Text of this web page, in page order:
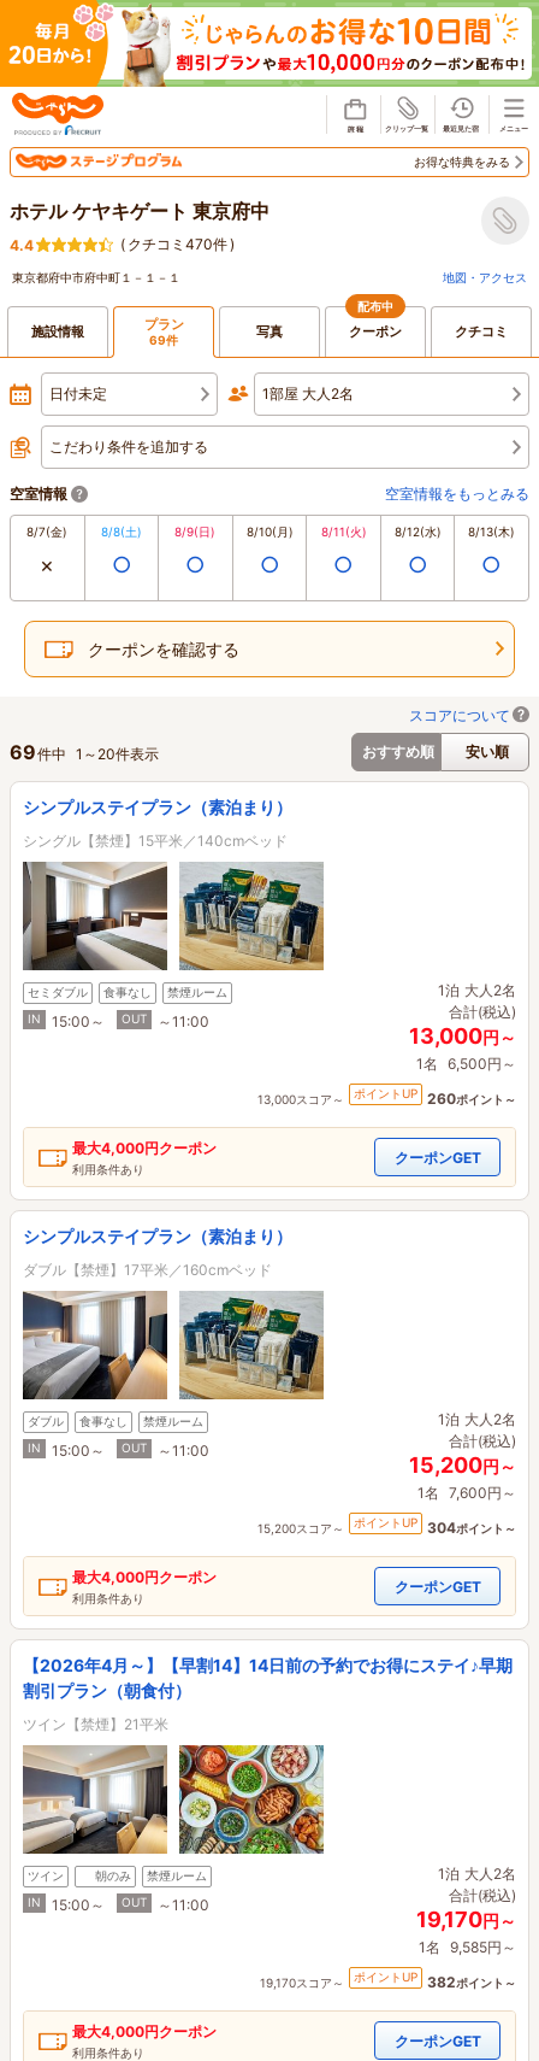
お得な特典をみる
ホテル ケヤキゲート 東京府中
4.4 ( クチコミ470件)
東京都府中市府中町１－１－１ 地図・アクセス
施設情報 プラン
69件 写真
配布中
クーポン クチコミ
日付未定 1部屋 大人2名
こだわり条件を追加する
空室情報 空室情報をもっとみる
8/7(金)
×
8/8(土)
○
8/9(日)
○
8/10(月)
○
8/11(火)
○
8/12(水)
○
8/13(木)
○
クーポンを確認する
スコアについて
おすすめ順
安い順
69件中 1 ～ 20件表示
シンプルステイプラン（素泊まり）
シングル【禁煙】15平米／140cmベッド
セミダブル 食事なし
禁煙ルーム
IN
15:00～ OUT ～11:00
1泊 大人2名
合計(税込)
13,000円～
1名 6,500円～
13,000スコア～ ポイントUP 260ポイント～
最大4,000円クーポン
利用条件あり
クーポンGET
シンプルステイプラン（素泊まり）
ダブル【禁煙】17平米／160cmベッド
ダブル 食事なし
禁煙ルーム
IN
15:00～ OUT ～11:00
1泊 大人2名
合計(税込)
15,200円～
1名 7,600円～
15,200スコア～ ポイントUP 304ポイント～
最大4,000円クーポン
利用条件あり
クーポンGET
【2026年4月～】【早割14】14日前の予約でお得にステイ♪早期
割引プラン（朝食付）
ツイン【禁煙】21平米
ツイン 朝のみ
禁煙ルーム
IN
15:00～ OUT ～11:00
1泊 大人2名
合計(税込)
19,170円～
1名 9,585円～
19,170スコア～ ポイントUP 382ポイント～
最大4,000円クーポン
利用条件あり
クーポンGET